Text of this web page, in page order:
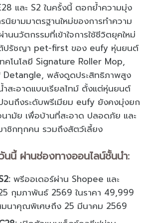
และ S2 ในครั้งนี้ ตอกย้ำความมุ่ง
นิยามมาตรฐานใหม่ของการทำความ
นนวัตกรรมที่เข้าใจการใช้ชีวิตยุคใหม่
ต้ปรัชญา pet-first ของ eufy หุ่นยนต์
คโนโลยี Signature Roller Mop,
Detangle, พลังดูดประสิทธิภาพสูง
สะอาดแบบเรียลไทม์ ตั้งแต่หุ่นยนต์
จนถึงระดับพรีเมียม eufy ยังคงมุ่งยก
ามัย เพื่อบ้านที่สะอาด ปลอดภัย และ
ชิกทุกคน รวมถึงสัตว์เลี้ยง
นนี้ ผ่านช่องทางออนไลน์ชั้นนำ:
พรีออเดอร์ผ่าน Shopee และ
กุมภาพันธ์ 2569 ในราคา 49,999
นาคุณพิเศษถึง 25 มีนาคม 2569